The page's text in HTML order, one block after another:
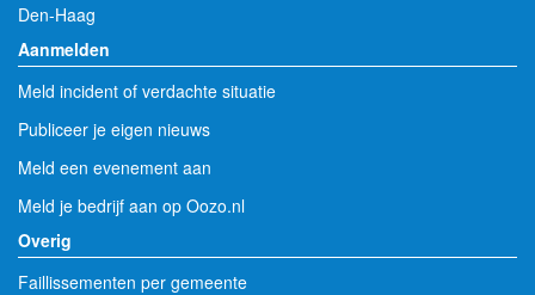
Den-Haag
Aanmelden
Meld incident of verdachte situatie
Publiceer je eigen nieuws
Meld een evenement aan
Meld je bedrijf aan op Oozo.nl
Overig
Faillissementen per gemeente